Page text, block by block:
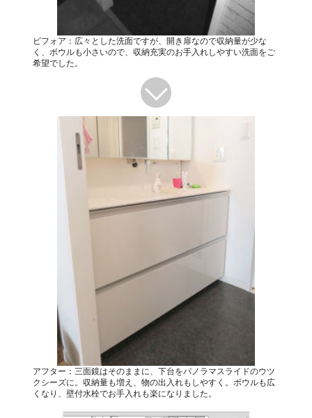
ビフォア：広々とした洗面ですが、開き扉なので収納量が少な
く、ボウルも小さいので、収納充実のお手入れしやすい洗面をご
希望でした。
アフター：三面鏡はそのままに、下台をパノラマスライドのウツ
クシーズに。収納量も増え、物の出入れもしやすく。ボウルも広
くなり、壁付水栓でお手入れも楽になりました。